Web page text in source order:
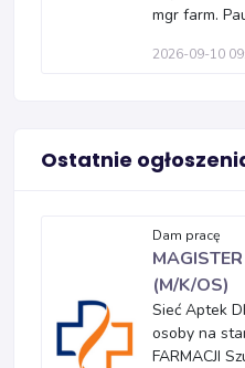
mgr farm.
2026-09-10
Ostatnie
Dam pracę
(M/K/OS)
Sieć Aptek
osoby na
FARMACJI